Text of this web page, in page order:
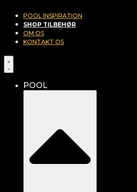
POOL INSPIRATION
SHOP TILBEHØR
OM OS
KONTAKT OS
POOL